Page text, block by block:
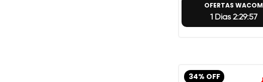
OFERTAS WACOM
1 Dias 2:29:56
34% OFF